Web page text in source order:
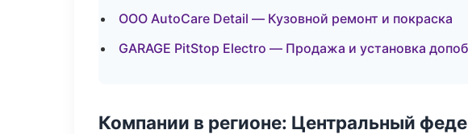
ООО AutoCare Detail — Кузовной ремонт и покраска
GARAGE PitStop Electro — Продажа и установка
Компании в регионе: Центральный